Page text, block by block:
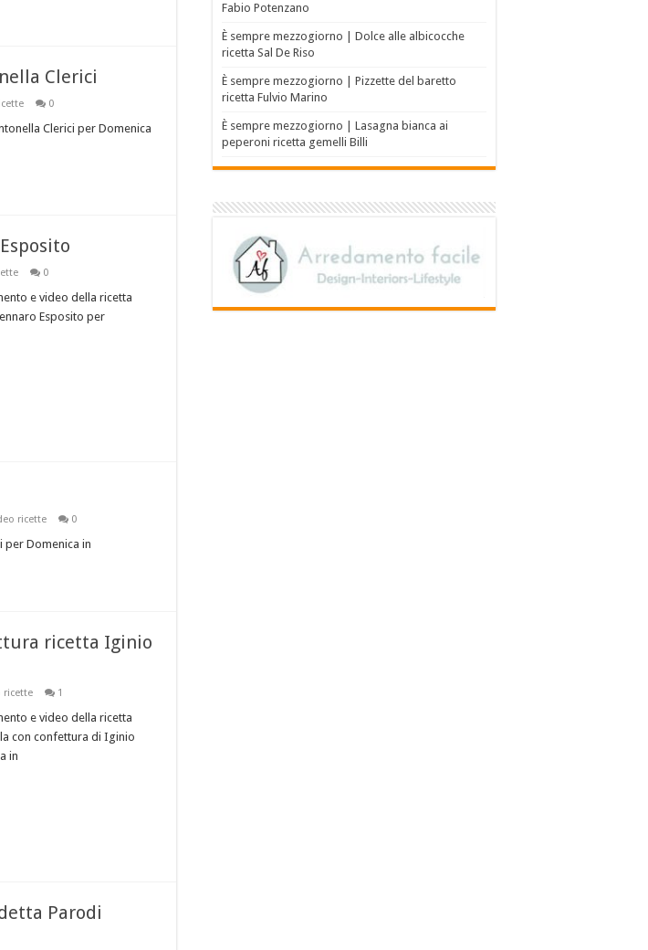
Clerici
0
Clerici per Domenica
0
e video della ricetta
Esposito per
ricette 0
Domenica in
ricetta Iginio
ricette 1
e video della ricetta
con confettura di Iginio
in
Parodi
Fabio Potenzano
È sempre mezzogiorno | Dolce alle albicocche
ricetta Sal De Riso
È sempre mezzogiorno | Pizzette del baretto
ricetta Fulvio Marino
È sempre mezzogiorno | Lasagna bianca ai
peperoni ricetta gemelli Billi